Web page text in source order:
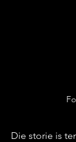
Die storie is